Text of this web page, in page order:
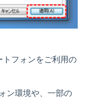
フォンをご利用の
ン環境や、一部の